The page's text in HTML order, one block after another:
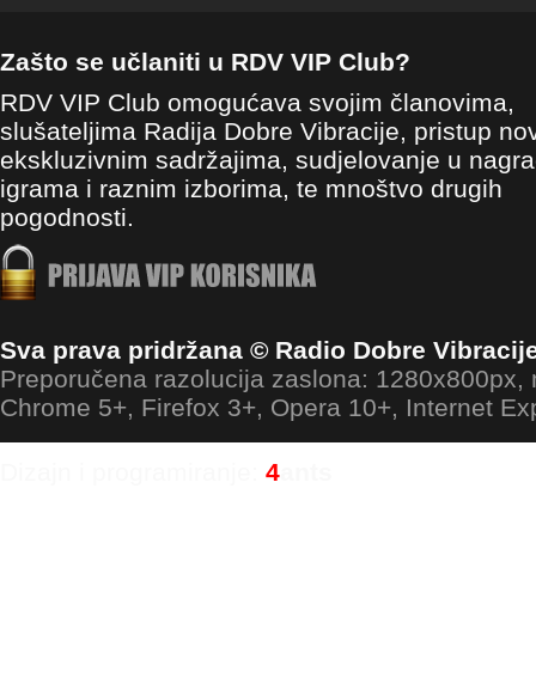
Zašto se učlaniti u RDV VIP Club?
RDV VIP Club omogućava svojim članovima,
slušateljima Radija Dobre Vibracije, pristup
ekskluzivnim sadržajima, sudjelovanje u
igrama i raznim izborima, te mnoštvo drugih
pogodnosti.
Sva prava pridržana © Radio Dobre
Preporučena razolucija zaslona: 1280x800px,
Chrome 5+, Firefox 3+, Opera 10+, Internet
4